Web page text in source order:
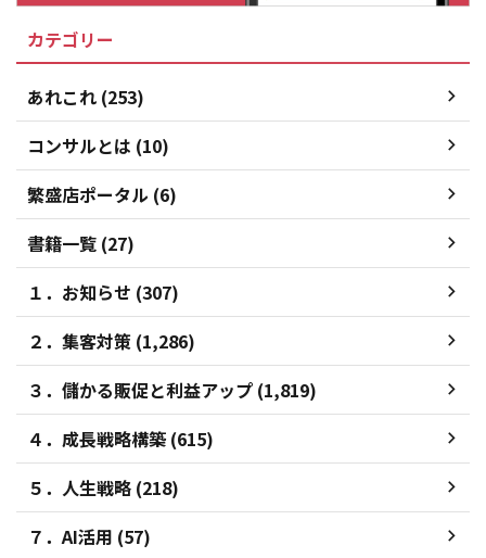
カテゴリー
あれこれ (253)
コンサルとは (10)
繁盛店ポータル (6)
書籍一覧 (27)
１．お知らせ (307)
２．集客対策 (1,286)
３．儲かる販促と利益アップ (1,819)
４．成長戦略構築 (615)
５．人生戦略 (218)
７．AI活用 (57)